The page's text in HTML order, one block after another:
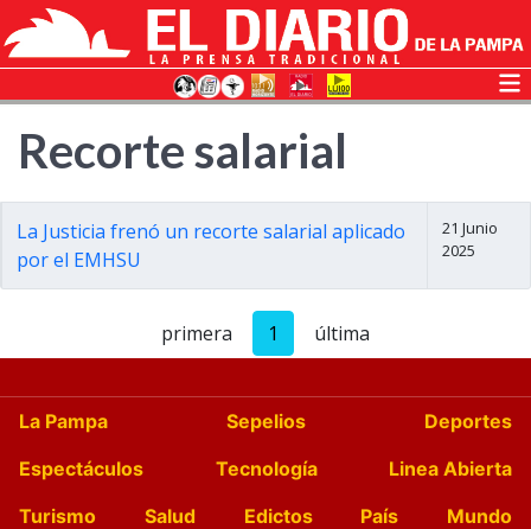
Recorte salarial
La Justicia frenó un recorte salarial aplicado
por el EMHSU
21 Junio
2025
primera 1 última
La Pampa Sepelios
Deportes
Espectáculos
Tecnología
Linea Abierta
Turismo
Salud Edictos País
Mundo